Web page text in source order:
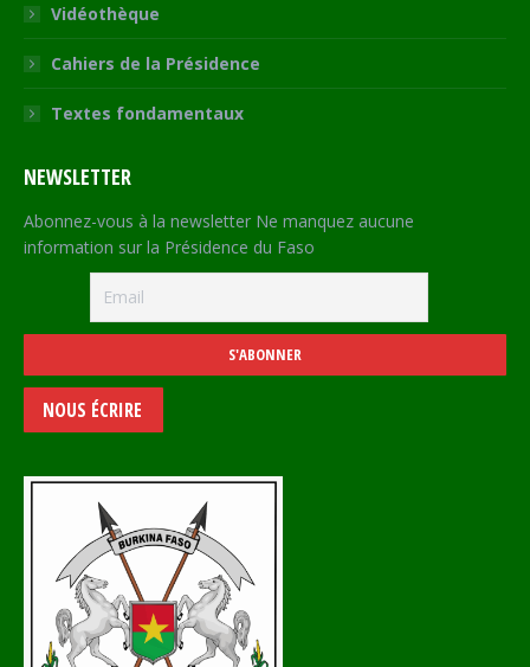
Vidéothèque
Cahiers de la Présidence
Textes fondamentaux
NEWSLETTER
Abonnez-vous à la newsletter Ne manquez aucune
information sur la Présidence du Faso
NOUS ÉCRIRE